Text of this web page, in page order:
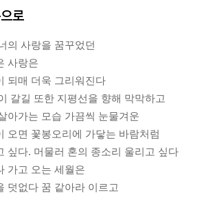
로
의 사랑을 꿈꾸었던
사랑은
되매 더욱 그리워진다
갈길 또한 지평선을 향해 막막하고
아가는 모습 가끔씩 눈물겨운
오면 꽃봉오리에 가닿는 바람처럼
싶다. 머물러 혼의 종소리 울리고 싶다
가고 오는 세월은
덧없다 꿈 같아라 이르고